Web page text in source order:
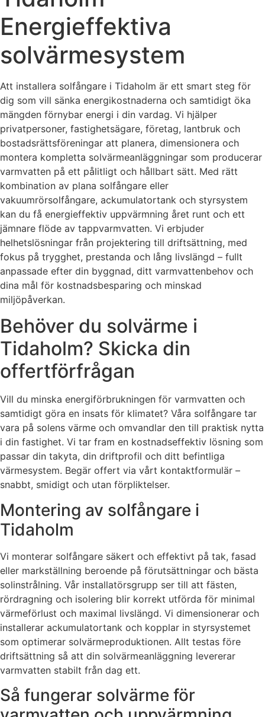
Energieffektiva
solvärmesystem
Att installera solfångare i Tidaholm är ett smart steg för
dig som vill sänka energikostnaderna och samtidigt öka
mängden förnybar energi i din vardag. Vi hjälper
privatpersoner, fastighetsägare, företag, lantbruk och
bostadsrättsföreningar att planera, dimensionera och
montera kompletta solvärmeanläggningar som producerar
varmvatten på ett pålitligt och hållbart sätt. Med rätt
kombination av plana solfångare eller
vakuumrörsolfångare, ackumulatortank och styrsystem
kan du få energieffektiv uppvärmning året runt och ett
jämnare flöde av tappvarmvatten. Vi erbjuder
helhetslösningar från projektering till driftsättning, med
fokus på trygghet, prestanda och lång livslängd – fullt
anpassade efter din byggnad, ditt varmvattenbehov och
dina mål för kostnadsbesparing och minskad
miljöpåverkan.
Behöver du solvärme i
Tidaholm? Skicka din
offertförfrågan
Vill du minska energiförbrukningen för varmvatten och
samtidigt göra en insats för klimatet? Våra solfångare tar
vara på solens värme och omvandlar den till praktisk nytta
i din fastighet. Vi tar fram en kostnadseffektiv lösning som
passar din takyta, din driftprofil och ditt befintliga
värmesystem. Begär offert via vårt kontaktformulär –
snabbt, smidigt och utan förpliktelser.
Montering av solfångare i
Tidaholm
Vi monterar solfångare säkert och effektivt på tak, fasad
eller markställning beroende på förutsättningar och bästa
solinstrålning. Vår installatörsgrupp ser till att fästen,
rördragning och isolering blir korrekt utförda för minimal
värmeförlust och maximal livslängd. Vi dimensionerar och
installerar ackumulatortank och kopplar in styrsystemet
som optimerar solvärmeproduktionen. Allt testas före
driftsättning så att din solvärmeanläggning levererar
varmvatten stabilt från dag ett.
Så fungerar solvärme för